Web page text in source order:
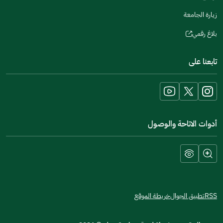
زيارة الجامعة
بلاغ رقمي
(opens
new
window)
تابعنا على
أدوات الاتاحة والوصول
RSSتطبيق الجوالخريطة الموقع